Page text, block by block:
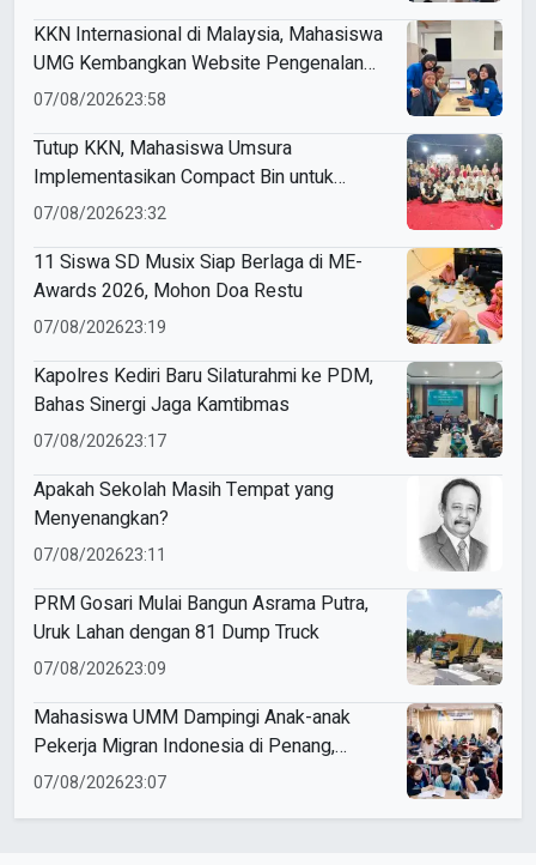
KKN Internasional di Malaysia, Mahasiswa
UMG Kembangkan Website Pengenalan
Budaya Indonesia
07/08/202623:58
Tutup KKN, Mahasiswa Umsura
Implementasikan Compact Bin untuk
Sampah Anorganik di Ketabang
07/08/202623:32
11 Siswa SD Musix Siap Berlaga di ME-
Awards 2026, Mohon Doa Restu
07/08/202623:19
Kapolres Kediri Baru Silaturahmi ke PDM,
Bahas Sinergi Jaga Kamtibmas
07/08/202623:17
Apakah Sekolah Masih Tempat yang
Menyenangkan?
07/08/202623:11
PRM Gosari Mulai Bangun Asrama Putra,
Uruk Lahan dengan 81 Dump Truck
07/08/202623:09
Mahasiswa UMM Dampingi Anak-anak
Pekerja Migran Indonesia di Penang,
Perkuat Literasi dan Cinta Tanah Air
07/08/202623:07